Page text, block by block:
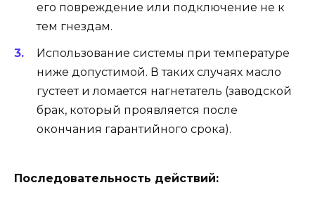
его повреждение или подключение не к
тем гнездам.
Использование системы при температуре
ниже допустимой. В таких случаях масло
густеет и ломается нагнетатель (заводской
брак, который проявляется после
окончания гарантийного срока).
Последовательность действий: